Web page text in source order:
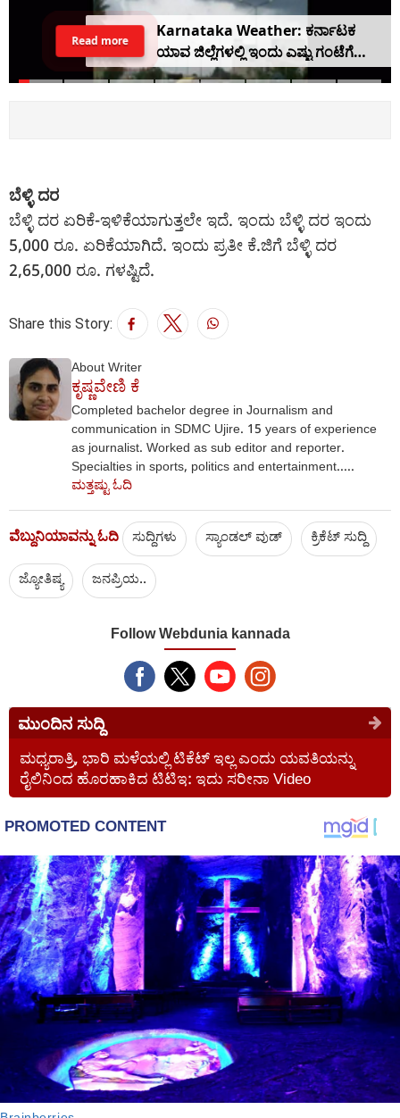
Karnataka Weather: ಕರ್ನಾಟಕ
ಯಾವ ಜಿಲ್ಲೆಗಳಲ್ಲಿ ಇಂದು ಎಷ್ಟು ಗಂಟೆಗೆ
ಮಳೆಯಾಗಲಿದೆ ಇಲ್ಲಿದೆ ವಿವರ
Read more
ಬೆಳ್ಳಿ ದರ
ಬೆಳ್ಳಿ ದರ ಏರಿಕೆ-ಇಳಿಕೆಯಾಗುತ್ತಲೇ ಇದೆ. ಇಂದು ಬೆಳ್ಳಿ ದರ ಇಂದು
5,000 ರೂ. ಏರಿಕೆಯಾಗಿದೆ. ಇಂದು ಪ್ರತೀ ಕೆ.ಜಿಗೆ ಬೆಳ್ಳಿ ದರ
2,65,000 ರೂ. ಗಳಷ್ಟಿದೆ.
Share this Story:
About Writer
ಕೃಷ್ಣವೇಣಿ ಕೆ
Completed bachelor degree in Journalism and
communication in SDMC Ujire. 15 years of experience
as journalist. Worked as sub editor and reporter.
Specialties in sports, politics and entertainment.....
ಮತ್ತಷ್ಟು ಓದಿ
ವೆಬ್ದುನಿಯಾವನ್ನು ಓದಿ ಸುದ್ದಿಗಳು ಸ್ಯಾಂಡಲ್ ವುಡ್ ಕ್ರಿಕೆಟ್‌ ಸುದ್ದಿ
ಜ್ಯೋತಿಷ್ಯ ಜನಪ್ರಿಯ..
Follow Webdunia kannada
ಮುಂದಿನ ಸುದ್ದಿ
ಮಧ್ಯರಾತ್ರಿ, ಭಾರಿ ಮಳೆಯಲ್ಲಿ ಟಿಕೆಟ್ ಇಲ್ಲ ಎಂದು ಯವತಿಯನ್ನು
ರೈಲಿನಿಂದ ಹೊರಹಾಕಿದ ಟಿಟಿಇ: ಇದು ಸರೀನಾ Video